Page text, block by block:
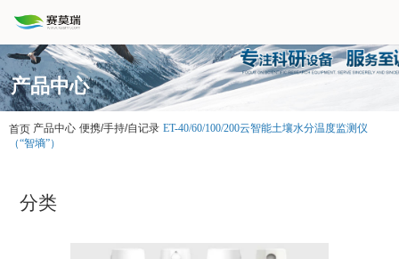
产品中心
首页 产品中心 便携/手持/自记录 ET-40/60/100/200云智能土壤水分温度监测仪
（“智墒”）
分类